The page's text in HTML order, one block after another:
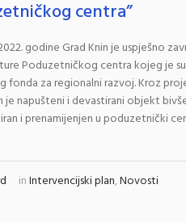
centra”
godine Grad Knin je uspješno
Poduzetničkog centra kojeg je
fonda za regionalni razvoj. Kroz
je napušteni i devastirani objekt
i prenamijenjen u poduzetnički
inIntervencijski plan,Novosti